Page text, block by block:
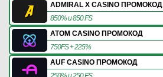
ADMIRAL X CASINO ПРОМОКОД
850% и 850 FS
ATOM CASINO ПРОМОКОД
750FS + 225%
AUF CASINO ПРОМОКОД